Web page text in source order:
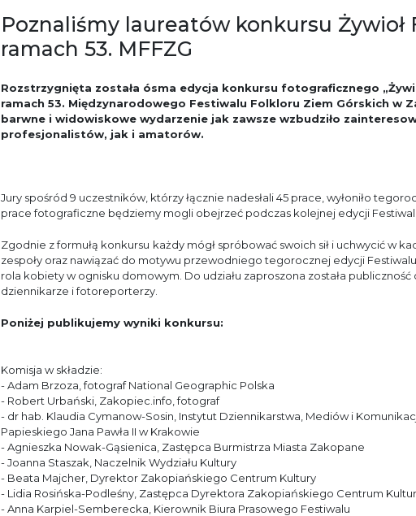
Poznaliśmy laureatów konkursu Żywioł
ramach 53. MFFZG
Rozstrzygnięta została ósma edycja konkursu fotograficznego
ramach 53. Międzynarodowego Festiwalu Folkloru Ziem Górskich w
barwne i widowiskowe wydarzenie jak zawsze wzbudziło
profesjonalistów, jak i amatorów.
Jury spośród 9 uczestników, którzy łącznie nadesłali 45 prace, wyłoniło
prace fotograficzne będziemy mogli obejrzeć podczas kolejnej edycji
Zgodnie z formułą konkursu każdy mógł spróbować swoich sił i uchwycić w
zespoły oraz nawiązać do motywu przewodniego tegorocznej edycji
rola kobiety w ognisku domowym. Do udziału zaproszona została
dziennikarze i fotoreporterzy.
Poniżej publikujemy wyniki konkursu:
Komisja w składzie:
- Adam Brzoza, fotograf National Geographic Polska
- Robert Urbański, Zakopiec.info, fotograf
- dr hab. Klaudia Cymanow-Sosin, Instytut Dziennikarstwa, Mediów i
Papieskiego Jana Pawła II w Krakowie
- Agnieszka Nowak-Gąsienica, Zastępca Burmistrza Miasta Zakopane
- Joanna Staszak, Naczelnik Wydziału Kultury
- Beata Majcher, Dyrektor Zakopiańskiego Centrum Kultury
- Lidia Rosińska-Podleśny, Zastępca Dyrektora Zakopiańskiego Centrum
- Anna Karpiel-Semberecka, Kierownik Biura Prasowego Festiwalu